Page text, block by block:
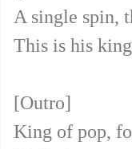
A single spin,
This is his
[Outro]
King of pop,